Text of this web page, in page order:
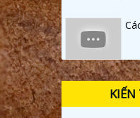
KIẾN